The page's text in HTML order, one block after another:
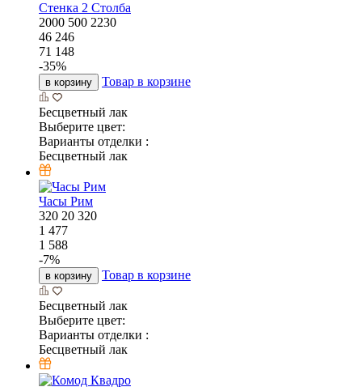
Стенка 2 Столба
2000 500 2230
46 246
71 148
-35%
в корзину Товар в корзине
Бесцветный лак
Выберите цвет:
Варианты отделки :
Бесцветный лак
Часы Рим
320 20 320
1 477
1 588
-7%
в корзину Товар в корзине
Бесцветный лак
Выберите цвет:
Варианты отделки :
Бесцветный лак